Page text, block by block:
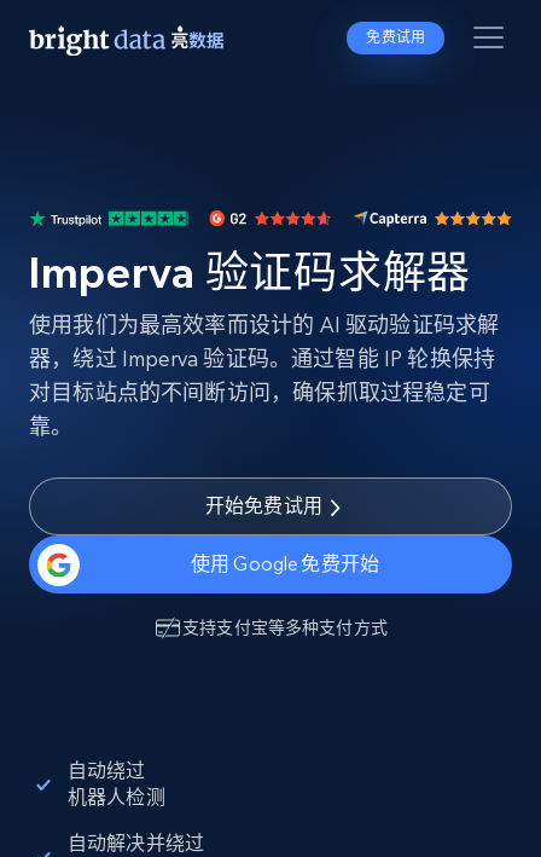
免费试用
Imperva 验证码求解器
使用我们为最高效率而设计的 AI 驱动验证码求解
器，绕过 Imperva 验证码。通过智能 IP 轮换保持
对目标站点的不间断访问，确保抓取过程稳定可
靠。
开始免费试用
使用 Google 免费开始
支持支付宝等多种支付方式
自动绕过
机器人检测
自动解决并绕过